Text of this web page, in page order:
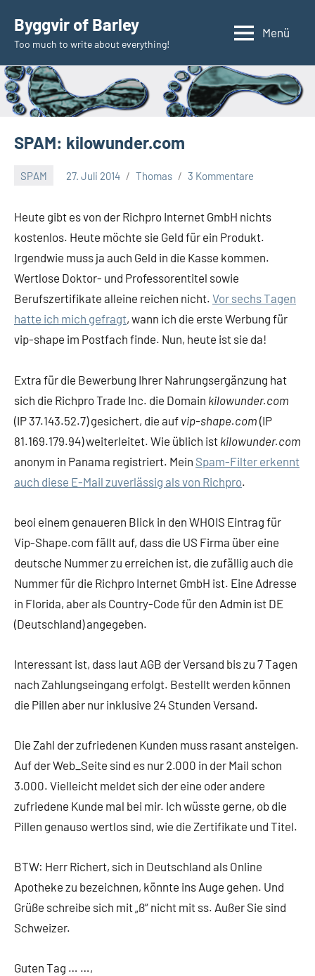
Inhalt
springen
Byggvir of Barley
Too much to write about everything!
Menü
SPAM: kilowunder.com
SPAM 27. Juli 2014 Thomas 3 Kommentare
Heute gibt es von der Richpro Internet GmbH nichts
kostenlos. Heute möchte sie Geld für ein Produkt.
Irgendwie muss ja auch Geld in die Kasse kommen.
Wertlose Doktor- und Professorentitel sowie
Berufszertifikate alleine reichen nicht. Vor sechs Tagen
hatte ich mich gefragt, wann ich die erste Werbung für
vip-shape im Postfach finde. Nun, heute ist sie da!
Extra für die Bewerbung Ihrer Nahrungsergänzung hat
sich die Richpro Trade Inc. die Domain kilowunder.com
(IP 37.143.52.7) gesichert, die auf vip-shape.com (IP
81.169.179.94) weiterleitet. Wie üblich ist kilowunder.com
anonym in Panama registriert. Mein Spam-Filter erkennt
auch diese E-Mail zuverlässig als von Richpro.
beoi einem genaueren Blick in den WHOIS Eintrag für
Vip-Shape.com fällt auf, dass die US Firma über eine
deutsche Nummer zu erreichen ist, die zufällig auch die
Nummer für die Richpro Internet GmbH ist. Eine Adresse
in Florida, aber als Country-Code für den Admin ist DE
(Deutschland) angegeben.
Interessant ist, dass laut AGB der Versand bis zu 7 Tagen
nach Zahlungseingang erfolgt. Bestellt werden können
die Pillen aber nur inklusive 24 Stunden Versand.
Die Zahl der zufriedenen Kunden muss rasant ansteigen.
Auf der Web_Seite sind es nur 2.000 in der Mail schon
3.000. Vielleicht meldet sich der eine oder andere
zufriedene Kunde mal bei mir. Ich wüsste gerne, ob die
Pillen genauso wertlos sind, wie die Zertifikate und Titel.
BTW: Herr Richert, sich in Deutschland als Online
Apotheke zu bezeichnen, könnte ins Auge gehen. Und
Grüße schreibe sich mit „ß“ nicht mit ss. Außer Sie sind
Schweizer.
Guten Tag … …,